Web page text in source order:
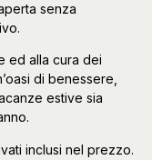
senza
ed alla cura dei
di benessere,
estive sia
inclusi nel prezzo.